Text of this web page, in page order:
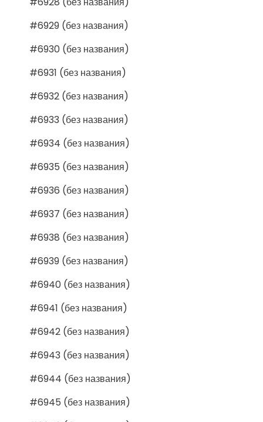
#6929 (без названия)
#6930 (без названия)
#6931 (без названия)
#6932 (без названия)
#6933 (без названия)
#6934 (без названия)
#6935 (без названия)
#6936 (без названия)
#6937 (без названия)
#6938 (без названия)
#6939 (без названия)
#6940 (без названия)
#6941 (без названия)
#6942 (без названия)
#6943 (без названия)
#6944 (без названия)
#6945 (без названия)